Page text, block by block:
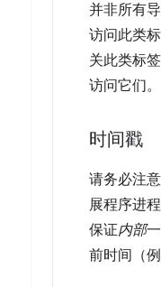
并非所有
访问此类
关此类标
访问它们。
时间戳
请务必注
展程序进
保证内部
前时间（